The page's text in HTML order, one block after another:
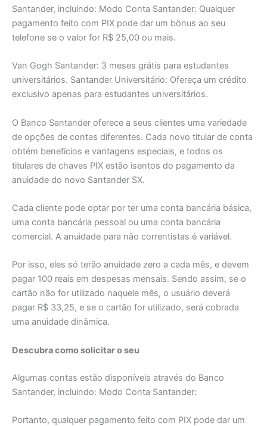
Santander, incluindo: Modo Conta Santander: Qualquer
pagamento feito com PIX pode dar um bônus ao seu
telefone se o valor for R$ 25,00 ou mais.
Van Gogh Santander: 3 meses grátis para estudantes
universitários. Santander Universitário: Ofereça um crédito
exclusivo apenas para estudantes universitários.
O Banco Santander oferece a seus clientes uma variedade
de opções de contas diferentes. Cada novo titular de conta
obtém benefícios e vantagens especiais, e todos os
titulares de chaves PIX estão isentos do pagamento da
anuidade do novo Santander SX.
Cada cliente pode optar por ter uma conta bancária básica,
uma conta bancária pessoal ou uma conta bancária
comercial. A anuidade para não correntistas é variável.
Por isso, eles só terão anuidade zero a cada mês, e devem
pagar 100 reais em despesas mensais. Sendo assim, se o
cartão não for utilizado naquele mês, o usuário deverá
pagar R$ 33,25, e se o cartão for utilizado, será cobrada
uma anuidade dinâmica.
Descubra como solicitar o seu
Algumas contas estão disponíveis através do Banco
Santander, incluindo: Modo Conta Santander:
Portanto, qualquer pagamento feito com PIX pode dar um